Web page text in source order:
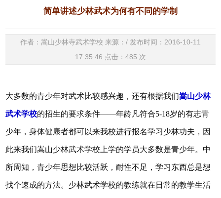
简单讲述少林武术为何有不同的学制
作者：嵩山少林寺武术学校 来源：/ 发布时间：2016-10-11
17:35:46 点击： 485 次
大多数的青少年对武术比较感兴趣，还有根据我们嵩山少林
武术学校的招生的要求条件——年龄凡符合5-18岁的有志青
少年，身体健康者都可以来我校进行报名学习少林功夫，因
此来我们嵩山少林武术学校上学的学员大多数是青少年。中
所周知，青少年思想比较活跃，耐性不足，学习东西总是想
找个速成的方法。少林武术学校的教练就在日常的教学生活